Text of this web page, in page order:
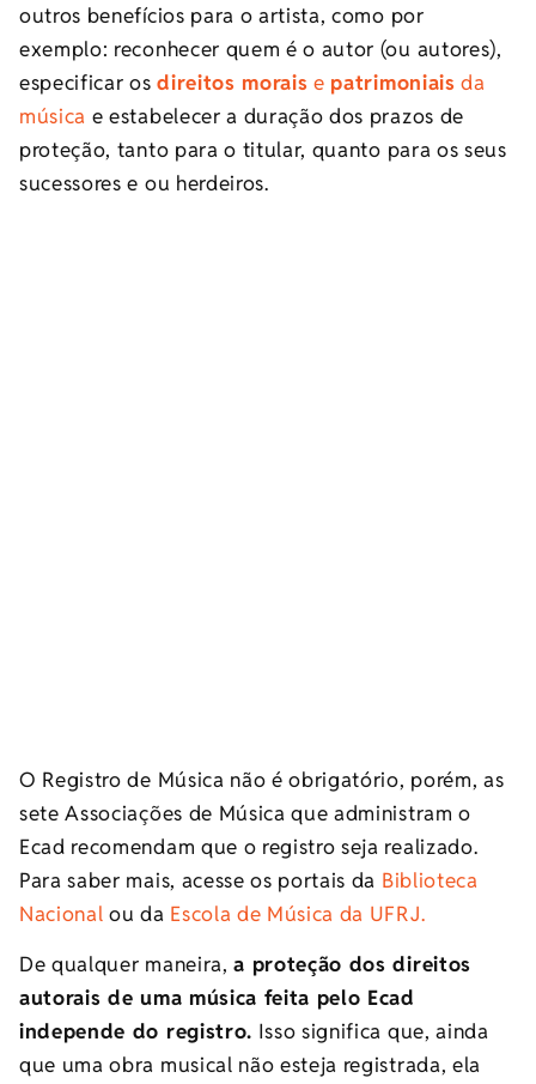
outros benefícios para o artista, como por
exemplo: reconhecer quem é o autor (ou autores),
especificar osdireitos morais e patrimoniais da
música e estabelecer a duração dos prazos de
proteção, tanto para o titular, quanto para os seus
sucessores e ou herdeiros.
O Registro de Música não é obrigatório, porém, as
sete Associações de Música que administram o
Ecad recomendam que o registro seja realizado.
Para saber mais, acesse os portais da Biblioteca
Nacional ou da Escola de Música da UFRJ.
De qualquer maneira,a proteção dos direitos
autorais de uma música feita pelo Ecad
independe do registro. Isso significa que, ainda
que uma obra musical não esteja registrada, ela